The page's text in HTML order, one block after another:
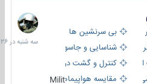
بی سرنشین ها
شناسایی و جاسوسی
کنترل و گشت دریایی
مقایسه هواپیماهاMilit
سه
شنبه
در